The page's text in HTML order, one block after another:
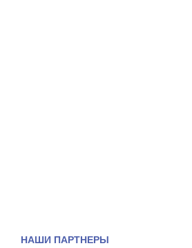
НАШИ ПАРТНЕРЫ